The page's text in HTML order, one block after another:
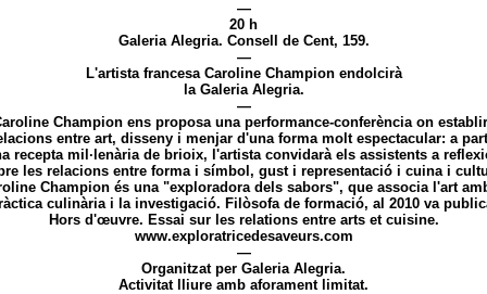
—
20 h
Galeria Alegria. Consell de Cent, 159.
—
L'artista francesa Caroline Champion endolcirà
la Galeria Alegria.
—
Champion ens proposa una performance-conferència on
entre art, disseny i menjar d'una forma molt espectacular: a
recepta mil·lenària de brioix, l'artista convidarà els assistents a
les relacions entre forma i símbol, gust i representació i cuina i
Champion és una "exploradora dels sabors", que associa l'art
culinària i la investigació. Filòsofa de formació, al 2010 va
Hors d'œuvre. Essai sur les relations entre arts et cuisine.
www.exploratricedesaveurs.com
—
Organitzat per Galeria Alegria.
Activitat lliure amb aforament limitat.